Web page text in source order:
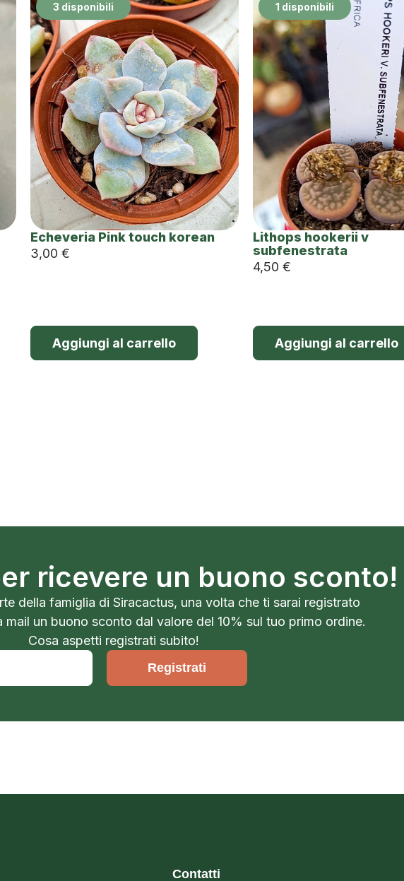
3 disponibili
Echeveria Pink touch korean
3,00 €
Aggiungi al carrello
1 disponibili
Lithops hookerii v
subfenestrata
4,50 €
Aggiungi al carrello
ricevere un buono sconto!
della famiglia di Siracactus, una volta che ti sarai registrato
mail un buono sconto dal valore del 10% sul tuo primo ordine.
Cosa aspetti registrati subito!
Registrati
Contatti